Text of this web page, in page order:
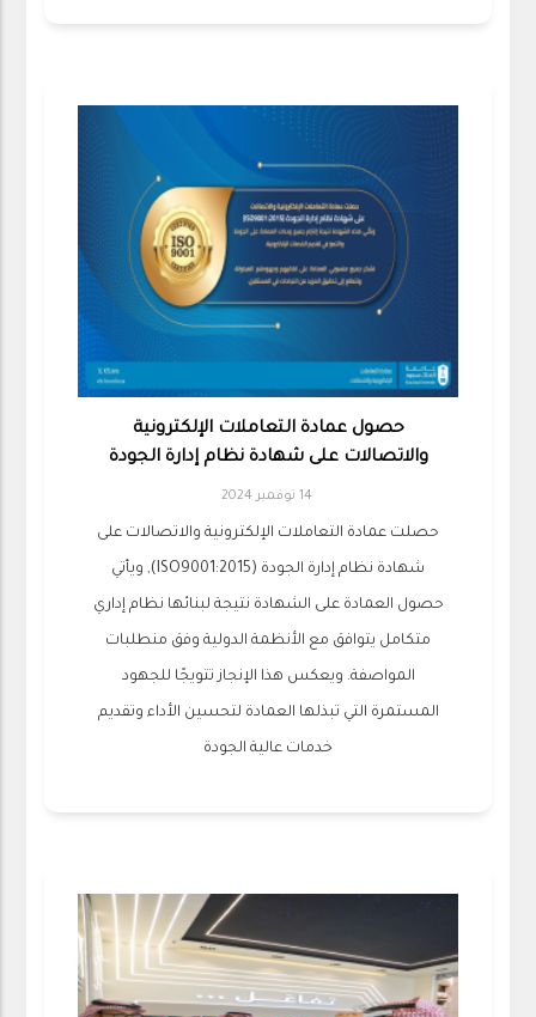
حصول عمادة التعاملات الإلكترونية
والاتصالات على شهادة نظام إدارة الجودة
14 نوفمبر 2024
حصلت عمادة التعاملات الإلكترونية والاتصالات على
شهادة نظام إدارة الجودة (ISO9001:2015), ويأتي
حصول العمادة على الشهادة نتيجة لبنائها نظام إداري
متكامل يتوافق مع الأنظمة الدولية وفق منطلبات
المواصفة. ويعكس هذا الإنجاز تتويجًا للجهود
المستمرة التي تبذلها العمادة لتحسين الأداء وتقديم
خدمات عالية الجودة